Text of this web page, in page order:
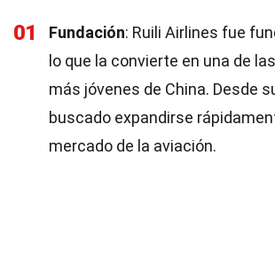
01 Fundación: Ruili Airlines fue
lo que la convierte en una de
más jóvenes de China. Desde
buscado expandirse
mercado de la aviación.